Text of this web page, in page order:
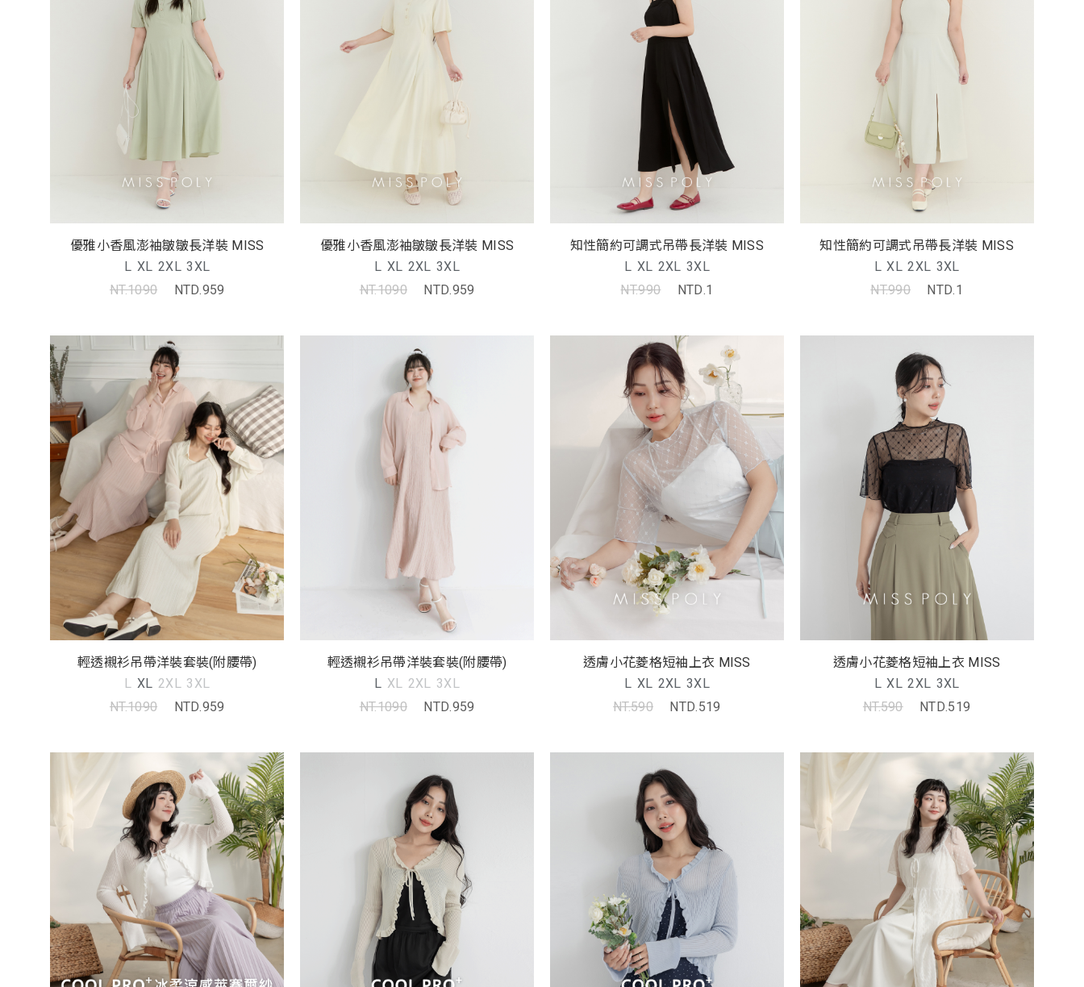
優雅小香風澎袖皺皺長洋裝 MISS
L XL 2XL 3XL
NT.1090
NTD.959
優雅小香風澎袖皺皺長洋裝 MISS
L XL 2XL 3XL
NT.1090
NTD.959
知性簡約可調式吊帶長洋裝 MISS
L XL 2XL 3XL
NT.990
NTD.1
知性簡約可調式吊帶長洋裝 MISS
L XL 2XL 3XL
NT.990
NTD.1
輕透襯衫吊帶洋裝套裝(附腰帶)
L XL 2XL 3XL
NT.1090
NTD.959
輕透襯衫吊帶洋裝套裝(附腰帶)
L XL 2XL 3XL
NT.1090
NTD.959
透膚小花菱格短袖上衣 MISS
L XL 2XL 3XL
NT.590
NTD.519
透膚小花菱格短袖上衣 MISS
L XL 2XL 3XL
NT.590
NTD.519